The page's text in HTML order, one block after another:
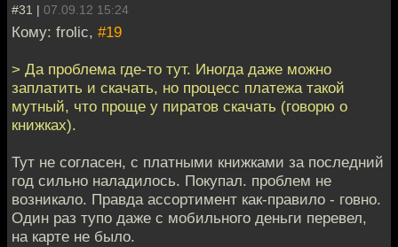
#31 | 07.09.12 15:24
Кому: frolic, #19
> Да проблема где-то тут. Иногда даже можно
заплатить и скачать, но процесс платежа такой
мутный, что проще у пиратов скачать (говорю о
книжках).
Тут не согласен, с платными книжками за последний
год сильно наладилось. Покупал. проблем не
возникало. Правда ассортимент как-правило - говно.
Один раз тупо даже с мобильного деньги перевел,
на карте не было.